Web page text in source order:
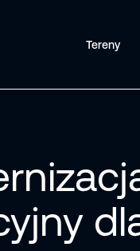
Tereny